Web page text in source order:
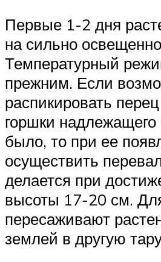
Первые 1-2 дня
на сильно
Температурный
прежним. Если
распикировать
горшки
было, то при ее
осуществить
делается при
высоты 17-20 см.
пересаживают
землей в другую